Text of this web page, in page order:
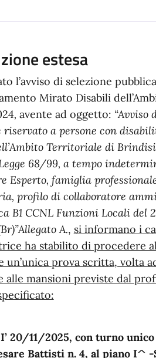
estesa
l’avviso di selezione
Mirato Disabili
, avente ad oggetto: “Avviso
riservato a persone con
Territoriale di
68/99, a tempo
Esperto, famiglia
profilo di collaboratore
B1 CCNL Funzioni Locali del
A., si informano i
ha stabilito di procedere
un’unica prova scritta, volta
alle mansioni previste dal
20/11/2025, con turno
Battisti n. 4, al piano I^ -